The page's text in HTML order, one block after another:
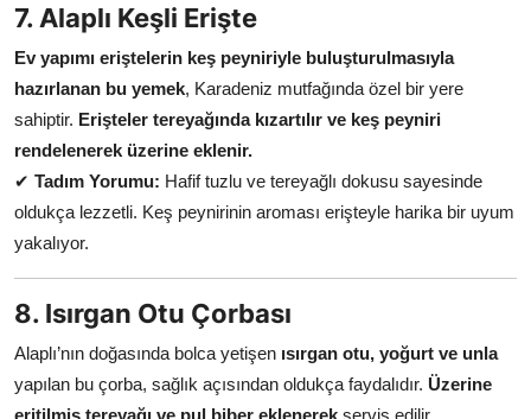
7. Alaplı Keşli Erişte
Ev yapımı eriştelerin keş peyniriyle buluşturulmasıyla
hazırlanan bu yemek, Karadeniz mutfağında özel bir yere
sahiptir. Erişteler tereyağında kızartılır ve keş peyniri
rendelenerek üzerine eklenir.
✔ Tadım Yorumu: Hafif tuzlu ve tereyağlı dokusu sayesinde
oldukça lezzetli. Keş peynirinin aroması erişteyle harika bir uyum
yakalıyor.
8. Isırgan Otu Çorbası
Alaplı’nın doğasında bolca yetişen ısırgan otu, yoğurt ve unla
yapılan bu çorba, sağlık açısından oldukça faydalıdır. Üzerine
eritilmiş tereyağı ve pul biber eklenerek servis edilir.